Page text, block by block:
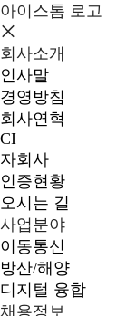
아이스톰 로고
회사소개
인사말
경영방침
회사연혁
CI
자회사
인증현황
오시는 길
사업분야
이동통신
방산/해양
디지털 융합
채용정보